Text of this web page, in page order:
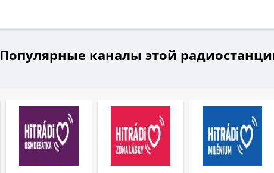
Популярные каналы этой